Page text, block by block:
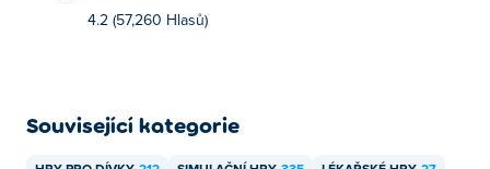
4.2 (57,260 Hlasů)
Související kategorie